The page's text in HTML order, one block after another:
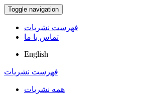
Toggle navigation
فهرست نشریات
تماس با ما
English
فهرست نشریات
همه نشریات